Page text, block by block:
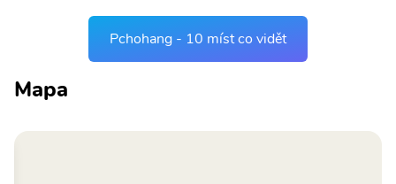
Pchohang - 10 míst co vidět
Mapa